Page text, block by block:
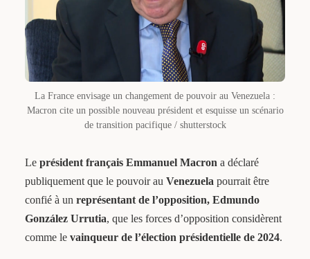
La France envisage un changement de pouvoir au Venezuela :
Macron cite un possible nouveau président et esquisse un scénario
de transition pacifique / shutterstock
Le président français Emmanuel Macrona déclaré
publiquement que le pouvoir au Venezuelapourrait être
confié à un représentant de l’opposition, Edmundo
González Urrutia, que les forces d’opposition considèrent
comme le vainqueur de l’élection présidentielle de 2024.